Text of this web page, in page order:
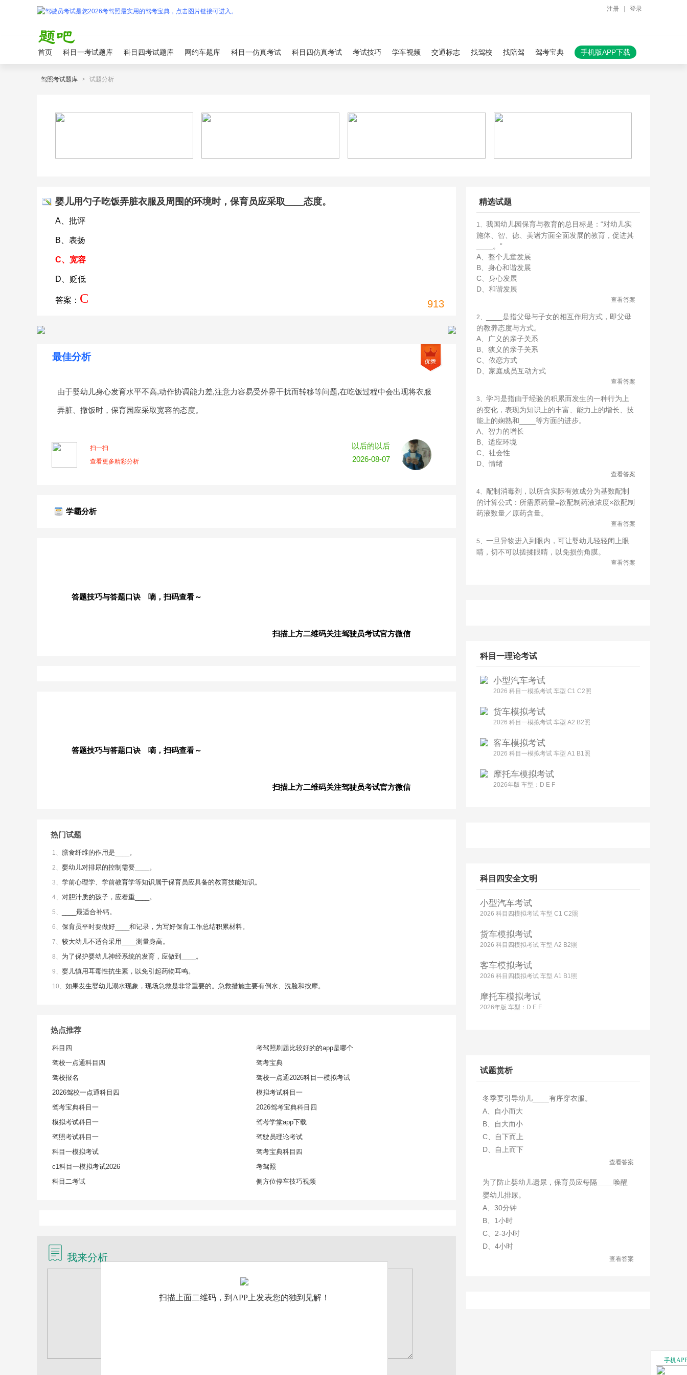
注册 登录
首页 科目一考试题库 科目四考试题库 网约车题库 科目一仿真考试 科目四仿真考试 考试技巧 学车视频 交通标志 找驾校 找陪驾 驾考宝典 手机版APP下载
驾照考试题库 > 试题分析
婴儿用勺子吃饭弄脏衣服及周围的环境时，保育员应采取____态度。
A、批评
B、表扬
C、宽容
D、贬低
答案： C 913
最佳分析
由于婴幼儿身心发育水平不高,动作协调能力差,注意力容易受外界干扰而转移等问题,在吃饭过程中会出现将衣服
弄脏、撒饭时，保育园应采取宽容的态度。
扫一扫
查看更多精彩分析
以后的以后
2026-08-07
学霸分析
答题技巧与答题口诀 嘀，扫码查看～
扫描上方二维码关注驾驶员考试官方微信
答题技巧与答题口诀 嘀，扫码查看～
扫描上方二维码关注驾驶员考试官方微信
热门试题
1、 膳食纤维的作用是____。
2、 婴幼儿对排尿的控制需要____。
3、 学前心理学、学前教育学等知识属于保育员应具备的教育技能知识。
4、 对胆汁质的孩子，应着重____。
5、 ____最适合补钙。
6、 保育员平时要做好____和记录，为写好保育工作总结积累材料。
7、 较大幼儿不适合采用____测量身高。
8、 为了保护婴幼儿神经系统的发育，应做到____。
9、 婴儿慎用耳毒性抗生素，以免引起药物耳鸣。
10、 如果发生婴幼儿溺水现象，现场急救是非常重要的。急救措施主要有倒水、洗脸和按摩。
热点推荐
科目四
驾校一点通科目四
驾校报名
2026驾校一点通科目四
驾考宝典科目一
模拟考试科目一
驾照考试科目一
科目一模拟考试
c1科目一模拟考试2026
科目二考试
考驾照刷题比较好的的app是哪个
驾考宝典
驾校一点通2026科目一模拟考试
模拟考试科目一
2026驾考宝典科目四
驾考学堂app下载
驾驶员理论考试
驾考宝典科目四
考驾照
侧方位停车技巧视频
我来分析
扫描上面二维码，到APP上发表您的独到见解！
精选试题
1、 我国幼儿园保育与教育的总目标是：“对幼儿实
施体、智、德、美诸方面全面发展的教育，促进其
____。”
A、整个儿童发展
B、身心和谐发展
C、身心发展
D、和谐发展
查看答案
2、
____是指父母与子女的相互作用方式，即父母
的教养态度与方式。
A、广义的亲子关系
B、狭义的亲子关系
C、依恋方式
D、家庭成员互动方式
查看答案
3、 学习是指由于经验的积累而发生的一种行为上
的变化，表现为知识上的丰富、能力上的增长、技
能上的娴熟和____等方面的进步。
A、智力的增长
B、适应环境
C、社会性
D、情绪
查看答案
4、 配制消毒剂，以所含实际有效成分为基数配制
的计算公式：所需原药量=欲配制药液浓度×欲配制
药液数量／原药含量。
查看答案
5、 一旦异物进入到眼内，可让婴幼儿轻轻闭上眼
睛，切不可以搓揉眼睛，以免损伤角膜。
查看答案
科目一理论考试
小型汽车考试
2026 科目一模拟考试 车型 C1 C2照
货车模拟考试
2026 科目一模拟考试 车型 A2 B2照
客车模拟考试
2026 科目一模拟考试 车型 A1 B1照
摩托车模拟考试
2026年版 车型：D E F
科目四安全文明
小型汽车考试
2026 科目四模拟考试 车型 C1 C2照
货车模拟考试
2026 科目四模拟考试 车型 A2 B2照
客车模拟考试
2026 科目四模拟考试 车型 A1 B1照
摩托车模拟考试
2026年版 车型：D E F
试题赏析
冬季要引导幼儿____有序穿衣服。
A、自小而大
B、自大而小
C、自下而上
D、自上而下
查看答案
为了防止婴幼儿遗尿，保育员应每隔____唤醒
婴幼儿排尿。
A、30分钟
B、1小时
C、2-3小时
D、4小时
查看答案
手机